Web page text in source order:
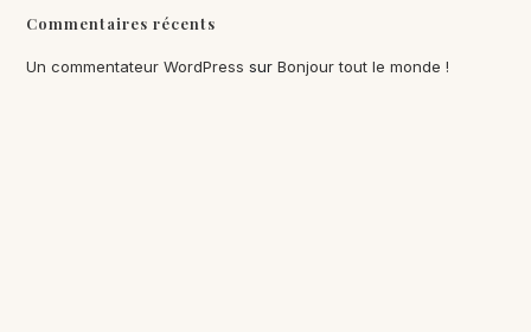
Commentaires récents
Un commentateur WordPress surBonjour tout le monde !